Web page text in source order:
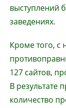
выступлений
заведениях.
Кроме того, с
127 сайтов,
В результате
количество